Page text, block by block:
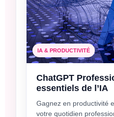
IA & PRODUCTIVITÉ
ChatGPT
essentiels de l’IA
Gagnez en productivité
votre quotidien